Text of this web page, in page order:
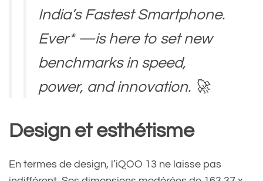
India’s Fastest Smartphone.
Ever* —is here to set new
benchmarks in speed,
power, and innovation. 🚀
This December 3rd, witness
the rise of the ultimate
Design et esthétisme
En termes de design, l’iQOO 13 ne laisse pas